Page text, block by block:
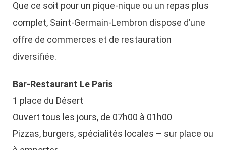
Que ce soit pour un pique-nique ou un repas plus
complet, Saint-Germain-Lembron dispose d’une
offre de commerces et de restauration
diversifiée.
Bar-Restaurant Le Paris
1 place du Désert
Ouvert tous les jours, de 07h00 à 01h00
Pizzas, burgers, spécialités locales – sur place ou